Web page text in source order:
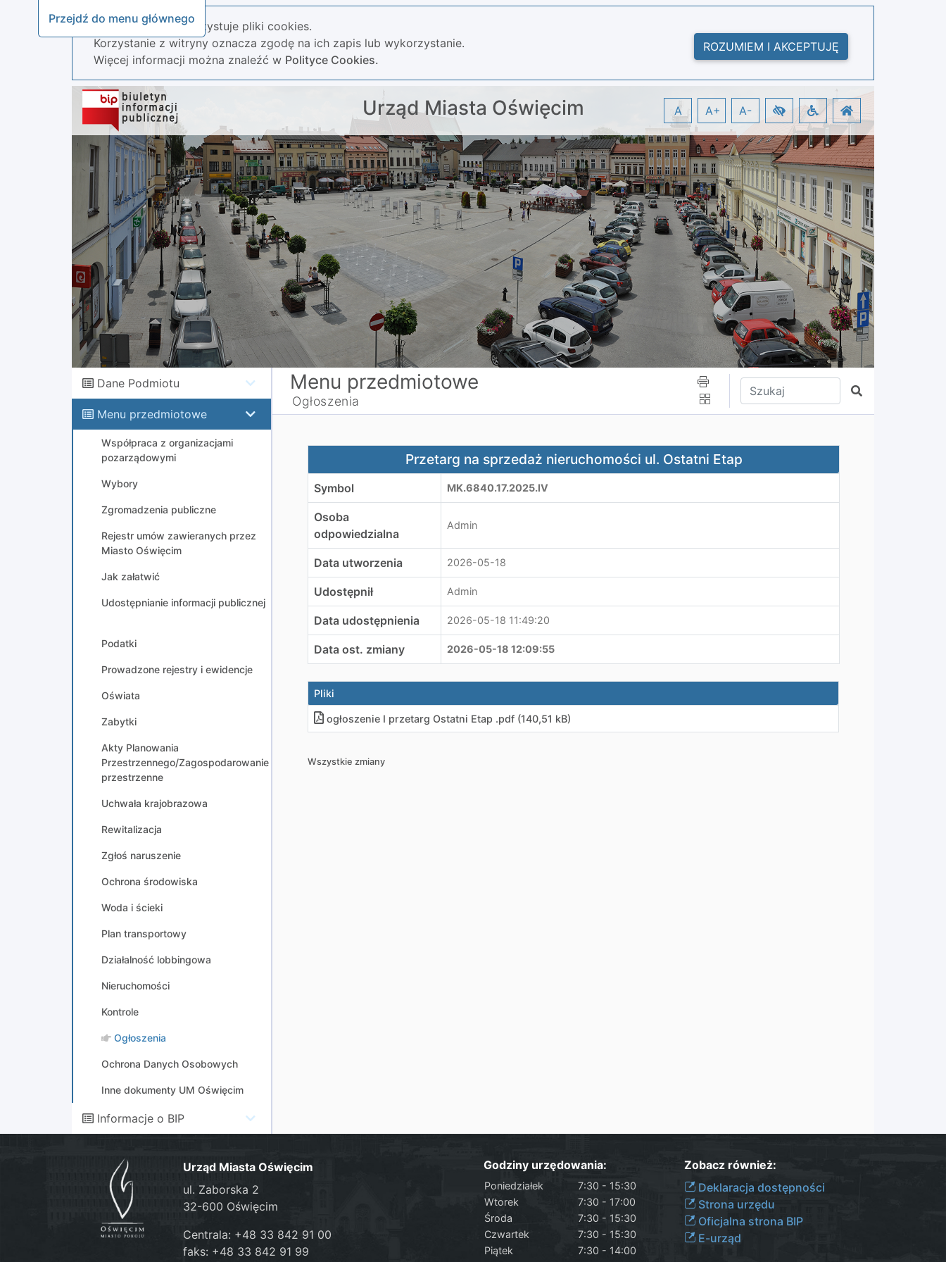
Przejdź do menu głównego
Nasza strona wykorzystuje pliki cookies.
Korzystanie z witryny oznacza zgodę na ich zapis lub wykorzystanie.
Więcej informacji można znaleźć w Polityce Cookies.
ROZUMIEM I AKCEPTUJĘ
Urząd Miasta Oświęcim A A+ A-
Dane Podmiotu
Menu przedmiotowe
Współpraca z organizacjami
pozarządowymi
Wybory
Zgromadzenia publiczne
Rejestr umów zawieranych przez
Miasto Oświęcim
Jak załatwić
Udostępnianie informacji publicznej
Podatki
Prowadzone rejestry i ewidencje
Oświata
Zabytki
Akty Planowania
Przestrzennego/Zagospodarowanie
przestrzenne
Uchwała krajobrazowa
Rewitalizacja
Zgłoś naruszenie
Ochrona środowiska
Woda i ścieki
Plan transportowy
Działalność lobbingowa
Nieruchomości
Kontrole
Ogłoszenia
Ochrona Danych Osobowych
Inne dokumenty UM Oświęcim
Informacje o BIP
Menu przedmiotowe
Ogłoszenia
Wpisz tekst do wyszukania
Szukaj
Przetarg na sprzedaż nieruchomości ul. Ostatni Etap
Przetarg na sprzedaż nieruchomości ul. Ostatni Etap
Symbol MK.6840.17.2025.IV
Osoba
odpowiedzialna
Admin
Data utworzenia 2026-05-18
Udostępnił Admin
Data udostępnienia 2026-05-18 11:49:20
Data ost. zmiany 2026-05-18 12:09:55
Pliki
ogłoszenie I przetarg Ostatni Etap .pdf (140,51 kB)
Wszystkie zmiany
Urząd Miasta Oświęcim
ul. Zaborska 2
32-600 Oświęcim
Centrala: +48 33 842 91 00
faks: +48 33 842 91 99
Godziny urzędowania:
Poniedziałek
7:30 - 15:30
Wtorek
7:30 - 17:00
Środa
7:30 - 15:30
Czwartek
7:30 - 15:30
Piątek
7:30 - 14:00
Zobacz również:
Deklaracja dostępności
Strona urzędu
Oficjalna strona BIP
E-urząd